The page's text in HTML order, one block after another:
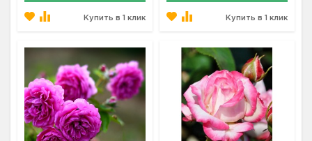
Купить в 1 клик Купить в 1 клик